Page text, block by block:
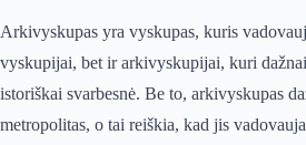
Arkivyskupas yra vyskupas, kuris
vyskupijai, bet ir arkivyskupijai, kuri
istoriškai svarbesnė. Be to, arkivyskupas
metropolitas, o tai reiškia, kad jis